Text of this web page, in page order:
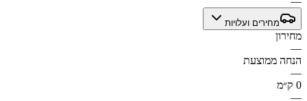
מחירים ועלויות
מחירון
—
הנחה ממוצעת
—
0 ק״מ
—